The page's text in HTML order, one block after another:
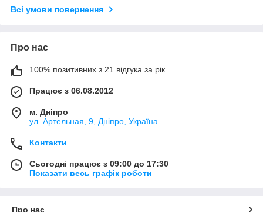
Всі умови повернення
Про нас
100% позитивних з 21 відгука за рік
Працює з 06.08.2012
м. Дніпро
ул. Артельная, 9, Дніпро, Україна
Контакти
Сьогодні працює з 09:00 до 17:30
Показати весь графік роботи
Про нас